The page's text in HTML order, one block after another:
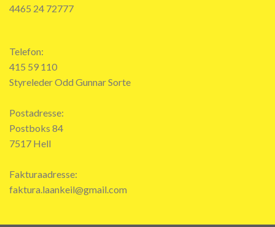
4465 24 72777
Telefon:
415 59 110
Styreleder Odd Gunnar Sorte
Postadresse:
Postboks 84
7517 Hell
Fakturaadresse:
faktura.laankeil@gmail.com